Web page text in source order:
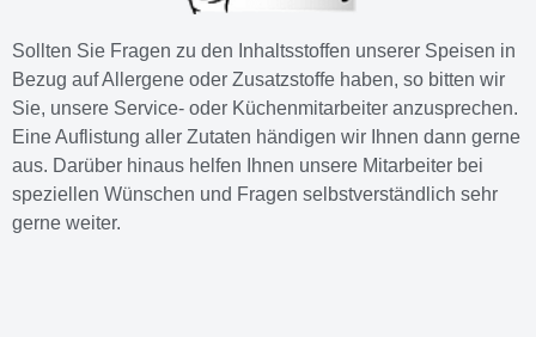
Sollten Sie Fragen zu den Inhaltsstoffen unserer Speisen in
Bezug auf Allergene oder Zusatzstoffe haben, so bitten wir
Sie, unsere Service- oder Küchenmitarbeiter anzusprechen.
Eine Auflistung aller Zutaten händigen wir Ihnen dann gerne
aus. Darüber hinaus helfen Ihnen unsere Mitarbeiter bei
speziellen Wünschen und Fragen selbstverständlich sehr
gerne weiter.